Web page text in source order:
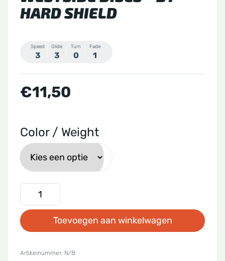
HARD SHIELD
Speed
3
Glide
3
Turn
0
Fade
1
€11,50
Color / Weight
Westside
Discs
-
Hard
Toevoegen aan winkelwagen
Artikelnummer: N/B